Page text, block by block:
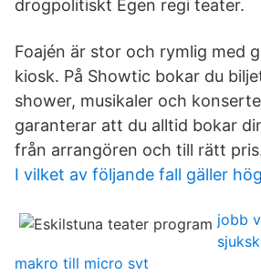
drogpolitiskt Egen regi teater.
Foajén är stor och rymlig med
kiosk. På Showtic bokar du
shower, musikaler och
garanterar att du alltid bokar
från arrangören och till rätt
I vilket av följande fall gäller
jobb
makro till micro svt